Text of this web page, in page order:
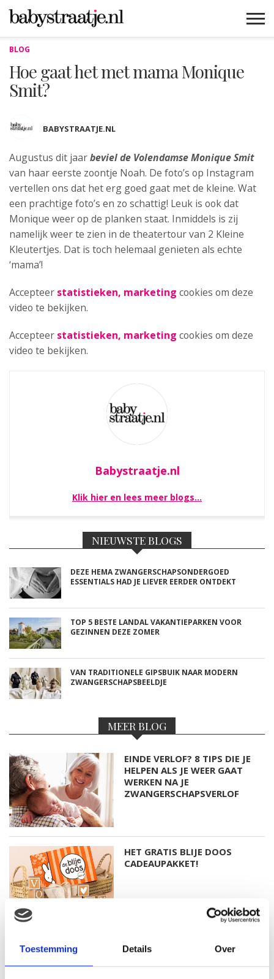
Toestemming Details Over
BLOG
Hoe gaat het met mama Monique
Smit?
BABYSTRAATJE.NL
Augustus dit jaarbeviel de Volendamse Monique Smit
van haar eerste zoontje Noah. De foto’s op Instagram
vertellen ons dat het erg goed gaat met de kleine. Wat
een prachtige foto’s en zo schattig! Leuk is ook dat
Monique weer op de planken staat. Inmiddels is zij
namelijk weer te zien in de theatertour van 2 Kleine
Kleutertjes. Dat is toch helemaal genieten als echte
‘mama’!
Accepteer statistieken, marketing cookies om deze
video te bekijken.
Accepteer statistieken, marketing cookies om deze
video te bekijken.
Babystraatje.nl
Klik hier en lees meer blogs…
NIEUWSTE BLOGS
DEZE HEMA ZWANGERSCHAPSONDERGOED
ESSENTIALS HAD JE LIEVER EERDER ONTDEKT
TOP 5 BESTE LANDAL VAKANTIEPARKEN VOOR
GEZINNEN DEZE ZOMER
VAN TRADITIONELE GIPSBUIK NAAR MODERN
ZWANGERSCHAPSBEELDJE
MEER BLOG
EINDE VERLOF? 8 TIPS DIE JE
HELPEN ALS JE WEER GAAT
WERKEN NA JE
ZWANGERSCHAPSVERLOF
HET GRATIS BLIJE DOOS
CADEAUPAKKET!
DE ZWANGERSCHAP? WELKE
VOEDINGSSTOFFEN MAG JE
NIET MISSEN?